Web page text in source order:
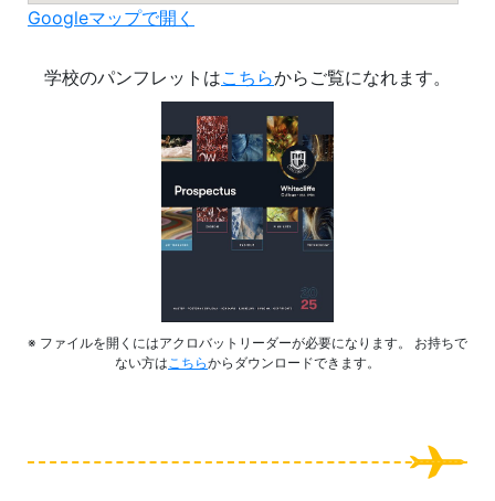
Googleマップで開く
学校のパンフレットはこちらからご覧になれます。
※ ファイルを開くにはアクロバットリーダーが必要になります。 お持ちで
ない方はこちらからダウンロードできます。